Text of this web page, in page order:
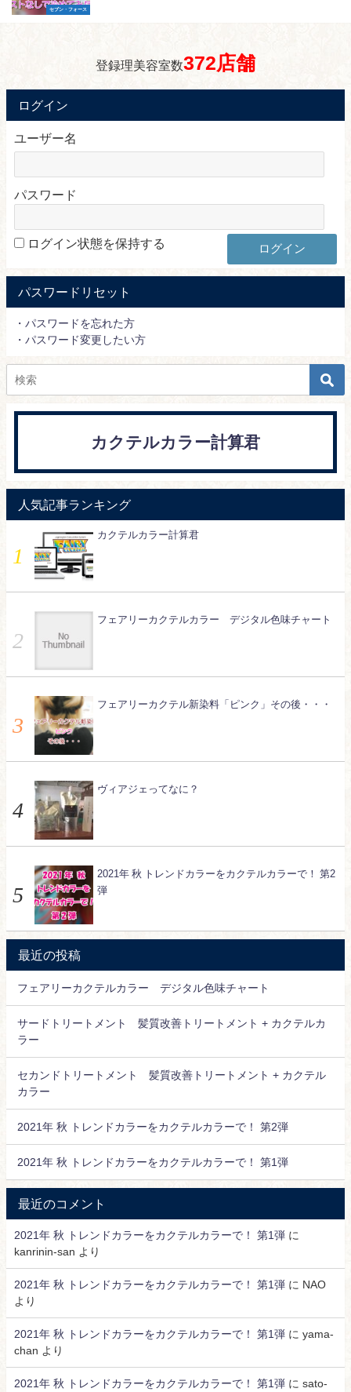
セブン・フォース
登録理美容室数372店舗
ログイン
ユーザー名
パスワード
ログイン状態を保持する
パスワードリセット
・パスワードを忘れた方
・パスワード変更したい方
カクテルカラー計算君
人気記事ランキング
カクテルカラー計算君
フェアリーカクテルカラー デジタル色味チャート
フェアリーカクテル新染料「ピンク」その後・・・
ヴィアジェってなに？
2021年 秋 トレンドカラーをカクテルカラーで！ 第2
弾
最近の投稿
フェアリーカクテルカラー デジタル色味チャート
サードトリートメント 髪質改善トリートメント + カクテルカ
ラー
セカンドトリートメント 髪質改善トリートメント + カクテル
カラー
2021年 秋 トレンドカラーをカクテルカラーで！ 第2弾
2021年 秋 トレンドカラーをカクテルカラーで！ 第1弾
最近のコメント
2021年 秋 トレンドカラーをカクテルカラーで！ 第1弾 に
kanrinin-san より
2021年 秋 トレンドカラーをカクテルカラーで！ 第1弾 に NAO
より
2021年 秋 トレンドカラーをカクテルカラーで！ 第1弾 に yama-
chan より
2021年 秋 トレンドカラーをカクテルカラーで！ 第1弾 に sato-